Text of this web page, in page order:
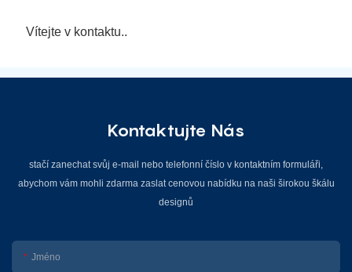
Vítejte v kontaktu..
Kontaktujte Nás
stačí zanechat svůj e-mail nebo telefonní číslo v kontaktním formuláři,
abychom vám mohli zdarma zaslat cenovou nabídku na naši širokou škálu
designů
Jméno